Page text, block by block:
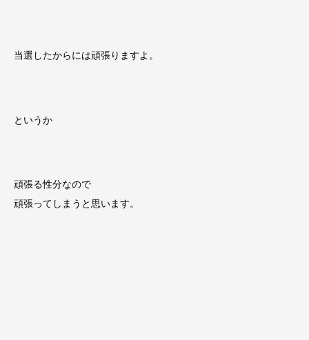
当選したからには頑張りますよ。
というか
頑張る性分なので
頑張ってしまうと思います。